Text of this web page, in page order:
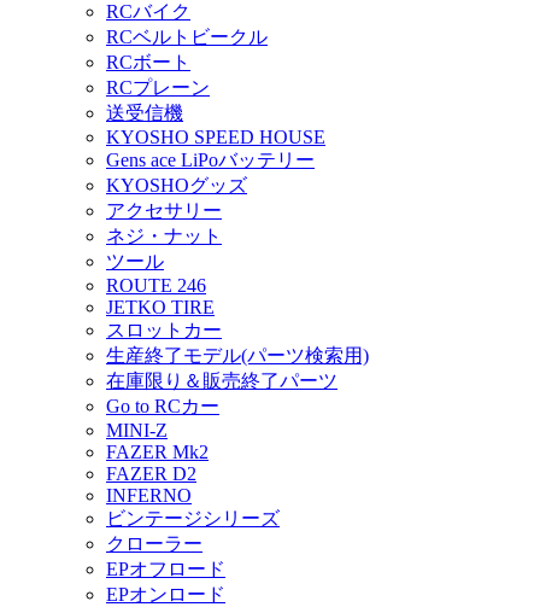
RCバイク
RCベルトビークル
RCボート
RCプレーン
送受信機
KYOSHO SPEED HOUSE
Gens ace LiPoバッテリー
KYOSHOグッズ
アクセサリー
ネジ・ナット
ツール
ROUTE 246
JETKO TIRE
スロットカー
生産終了モデル(パーツ検索用)
在庫限り＆販売終了パーツ
Go to RCカー
MINI-Z
FAZER Mk2
FAZER D2
INFERNO
ビンテージシリーズ
クローラー
EPオフロード
EPオンロード